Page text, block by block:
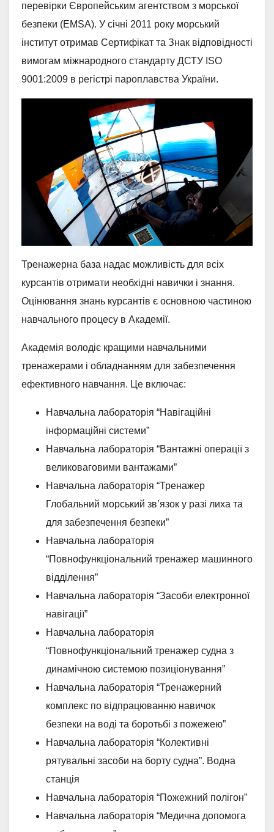
перевірки Європейським агентством з морської
безпеки (EMSA). У січні 2011 року морський
інститут отримав Сертифікат та Знак відповідності
вимогам міжнародного стандарту ДСТУ ISO
9001:2009 в регістрі пароплавства України.
Тренажерна база надає можливість для всіх
курсантів отримати необхідні навички і знання.
Оцінювання знань курсантів є основною частиною
навчального процесу в Академії.
Академія володіє кращими навчальними
тренажерами і обладнанням для забезпечення
ефективного навчання. Це включає:
Навчальна лабораторія “Навігаційні
інформаційні системи”
Навчальна лабораторія “Вантажні операції з
великоваговими вантажами”
Навчальна лабораторія “Тренажер
Глобальний морський зв’язок у разі лиха та
для забезпечення безпеки”
Навчальна лабораторія
“Повнофункціональний тренажер машинного
відділення”
Навчальна лабораторія “Засоби електронної
навігації”
Навчальна лабораторія
“Повнофункціональний тренажер судна з
динамічною системою позиціонування”
Навчальна лабораторія “Тренажерний
комплекс по відпрацюванню навичок
безпеки на воді та боротьбі з пожежею”
Навчальна лабораторія “Колективні
рятувальні засоби на борту судна”. Водна
станція
Навчальна лабораторія “Пожежний полігон”
Навчальна лабораторія “Медична допомога